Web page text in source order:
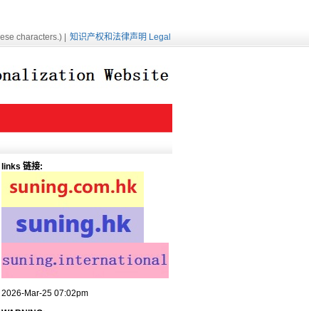
characters.) | 知识产权和法律声明 Legal
links 链接:
2026-Mar-25 07:02pm